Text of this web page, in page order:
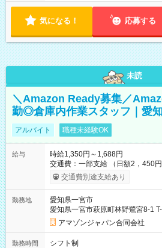
気になる！ 応募する
未読
＼Amazon Ready募集／
勤◎倉庫内作業スタッフ｜愛
アルバイト 職種未経験OK
給与
時給1,350円～1,688円
交通費：一部支給 （日額2，450
実費支給） ※22:00～翌5:00までは時給25%UP！ ■給与前払い
制度あり ※前払い額の上限あり、
交通費別途支給あり
勤務地
愛知県一宮市
愛知県一宮市萩原町林野鷺宮8-1
アマゾンジャパン合同会社
勤務時間
シフト制